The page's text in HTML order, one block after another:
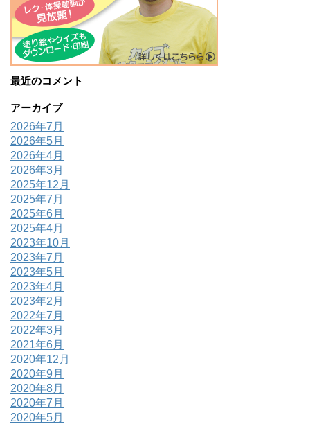
最近のコメント
アーカイブ
2026年7月
2026年5月
2026年4月
2026年3月
2025年12月
2025年7月
2025年6月
2025年4月
2023年10月
2023年7月
2023年5月
2023年4月
2023年2月
2022年7月
2022年3月
2021年6月
2020年12月
2020年9月
2020年8月
2020年7月
2020年5月